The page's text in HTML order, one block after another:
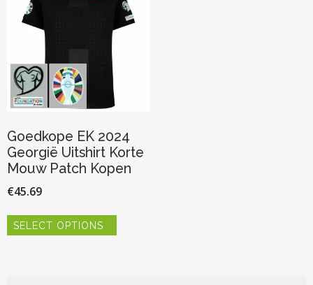
Goedkope EK 2024
Georgië Uitshirt Korte
Mouw Patch Kopen
€45.69
SELECT OPTIONS